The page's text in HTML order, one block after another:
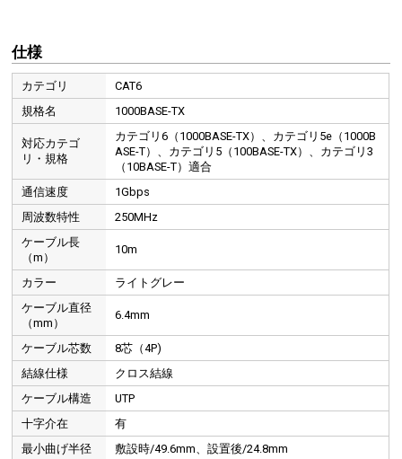
仕様
カテゴリ
CAT6
規格名
1000BASE-TX
対応カテゴ
リ・規格
カテゴリ6（1000BASE-TX）、カテゴリ5e（1000B
ASE-T）、カテゴリ5（100BASE-TX）、カテゴリ3
（10BASE-T）適合
通信速度
1Gbps
周波数特性
250MHz
ケーブル長
（m）
10m
カラー
ライトグレー
ケーブル直径
（mm）
6.4mm
ケーブル芯数
8芯（4P)
結線仕様
クロス結線
ケーブル構造
UTP
十字介在
有
最小曲げ半径
敷設時/49.6mm、設置後/24.8mm